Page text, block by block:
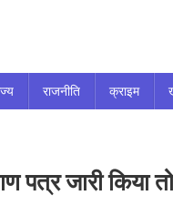
राजनीति क्राइम
पत्र जारी किया